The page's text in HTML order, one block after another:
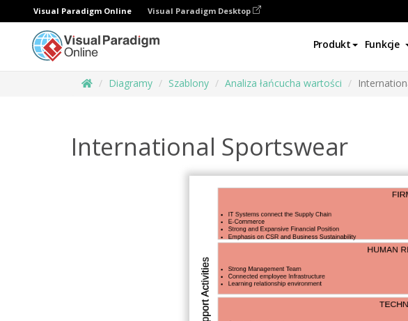
Visual Paradigm Online Visual Paradigm Desktop
Produkt Funkcje
Diagramy Szablony Analiza łańcucha wartości
International Sportswear